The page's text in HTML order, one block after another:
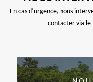
En cas d’urgence, nous
contacter via le